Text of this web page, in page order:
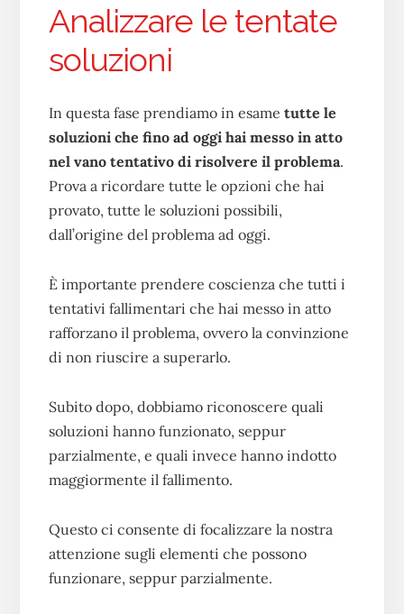
Analizzare le tentate
soluzioni
In questa fase prendiamo in esame tutte le
soluzioni che fino ad oggi hai messo in atto
nel vano tentativo di risolvere il problema.
Prova a ricordare tutte le opzioni che hai
provato, tutte le soluzioni possibili,
dall’origine del problema ad oggi.
È importante prendere coscienza che tutti i
tentativi fallimentari che hai messo in atto
rafforzano il problema, ovvero la convinzione
di non riuscire a superarlo.
Subito dopo, dobbiamo riconoscere quali
soluzioni hanno funzionato, seppur
parzialmente, e quali invece hanno indotto
maggiormente il fallimento.
Questo ci consente di focalizzare la nostra
attenzione sugli elementi che possono
funzionare, seppur parzialmente.